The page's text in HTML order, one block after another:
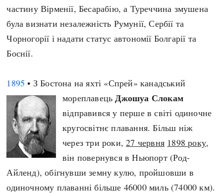
частину Вірменії, Бесарабію, а Туреччина змушена
була визнати незалежність Румунії, Сербії та
Чорногорії і надати статус автономії Болгарії та
Боснії.
1895 • З Бостона на яхті «Спрей» канадський
мореплавецьДжошуа Слокам
відправився у перше в світі одиночне
кругосвітнє плавання. Більш ніж
через три роки,27 червня 1898 року,
він повернувся в Ньюпорт (Род-
Айленд), обігнувши земну кулю, пройшовши в
одиночному плаванні більше 46000 миль (74000 км).